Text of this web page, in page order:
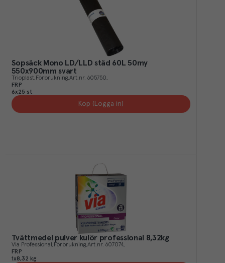
Sopsäck Mono LD/LLD städ 60L 50my
550x900mm svart
Trioplast Förbrukning Art.nr. 605750
FRP
6x25 st
Köp (Logga in)
Tvättmedel pulver kulör professional 8,32kg
Via Professional Förbrukning Art.nr. 607074
FRP
1x8,32 kg